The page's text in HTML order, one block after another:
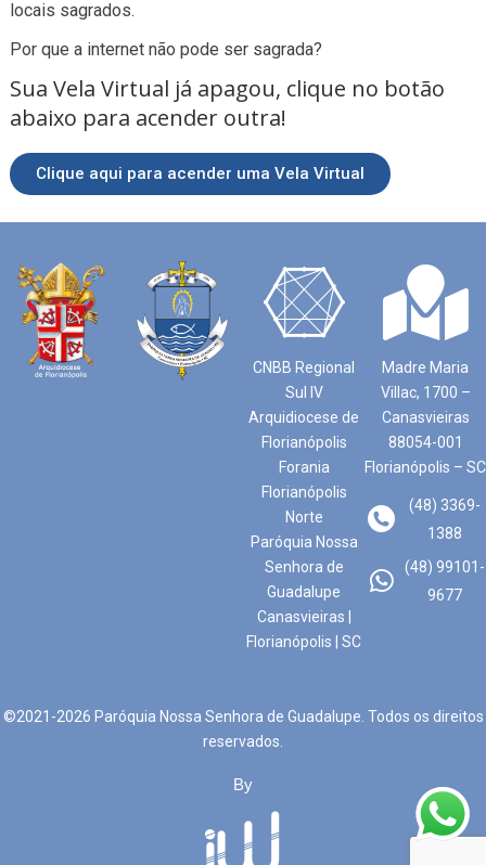
locais sagrados.
Por que a internet não pode ser sagrada?
Sua Vela Virtual já apagou, clique no botão
abaixo para acender outra!
Clique aqui para acender uma Vela Virtual
CNBB Regional
Sul IV
Arquidiocese de
Florianópolis
Forania
Florianópolis
Norte
Paróquia Nossa
Senhora de
Guadalupe
Canasvieiras |
Florianópolis | SC
Madre Maria
Villac, 1700 –
Canasvieiras
88054-001
Florianópolis – SC
(48) 3369-
1388
(48) 99101-
9677
©2021-2026 Paróquia Nossa Senhora de Guadalupe. Todos os direitos
reservados.
By